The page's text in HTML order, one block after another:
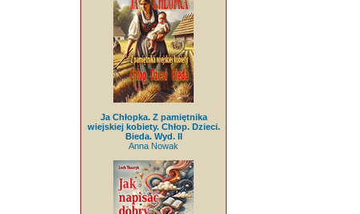
Ja Chłopka. Z pamiętnika
wiejskiej kobiety. Chłop. Dzieci.
Bieda. Wyd. II
Anna Nowak